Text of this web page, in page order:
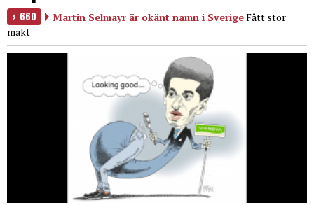
660 Martin Selmayr är okänt namn i SverigeFått stor
makt